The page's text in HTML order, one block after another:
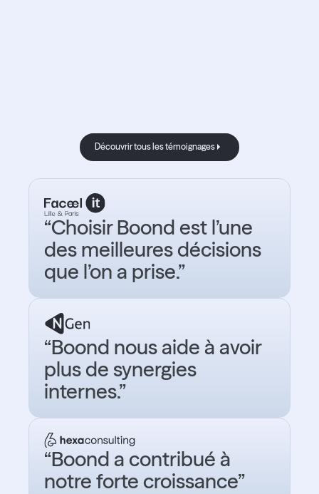
Découvrir tous les témoignages
Découvrir tous les témoignages
“Choisir Boond est l’une
des meilleures décisions
que l’on a prise.”
“Boond nous aide à avoir
plus de synergies
internes.”
“Boond a contribué à
notre forte croissance”